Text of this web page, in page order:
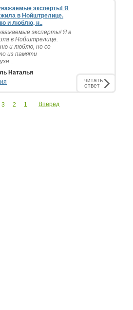
эксперты! Я
жила в Нойштрелице.
и люблю, н..
эксперты! Я в
в Нойштрелице.
и люблю, но со
из памяти
Наталья
читать
ответ
3 2 1 Вперед